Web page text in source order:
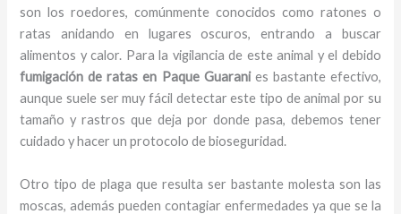
son los roedores, comúnmente conocidos como ratones o
ratas anidando en lugares oscuros, entrando a buscar
alimentos y calor. Para la vigilancia de este animal y el debido
fumigación de ratas en Paque Guarani es bastante efectivo,
aunque suele ser muy fácil detectar este tipo de animal por su
tamaño y rastros que deja por donde pasa, debemos tener
cuidado y hacer un protocolo de bioseguridad.
Otro tipo de plaga que resulta ser bastante molesta son las
moscas, además pueden contagiar enfermedades ya que se la